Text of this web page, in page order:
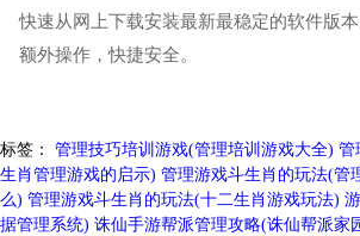
快速从网上下载安装最新最稳定的软件版
额外操作，快捷安全。
2.易于管理:安装、升级、卸载、运行、掌
管理，可以及时获得最新的软件推荐消息
方便快捷。可以更容易地找到并运行已安
3.安装简单:只要你安装腾讯QQ，QQ软件
安装，而且为了防止打扰你的工作和娱乐
标签： 管理技巧培训游戏(管理培训游戏大全) 管
生肖管理游戏的启示) 管理游戏斗生肖的玩法(管
么) 管理游戏斗生肖的玩法(十二生肖游戏玩法)
据管理系统) 诛仙手游帮派管理攻略(诛仙帮派家